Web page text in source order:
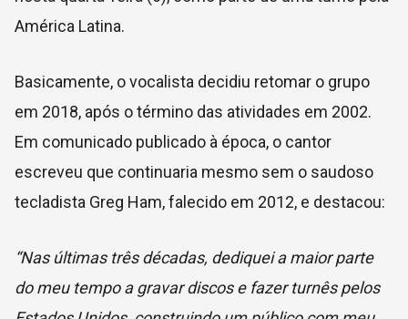
América Latina.
Basicamente, o vocalista decidiu retomar o grupo
em 2018, após o término das atividades em 2002.
Em comunicado publicado à época, o cantor
escreveu que continuaria mesmo sem o saudoso
tecladista Greg Ham, falecido em 2012, e destacou:
“Nas últimas três décadas, dediquei a maior parte
do meu tempo a gravar discos e fazer turnês pelos